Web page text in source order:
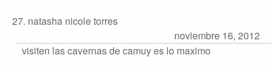
27. natasha nicole torres
noviembre 16, 2012
visiten las cavernas de camuy es lo maximo